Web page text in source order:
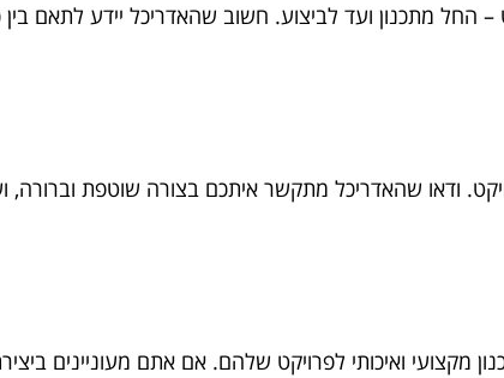
מתכנון ועד לביצוע. חשוב שהאדריכל יידע לתאם
ודאו שהאדריכל מתקשר איתכם בצורה שוטפת וברורה,
מקצועי ואיכותי לפרויקט שלהם. אם אתם מעוניינים